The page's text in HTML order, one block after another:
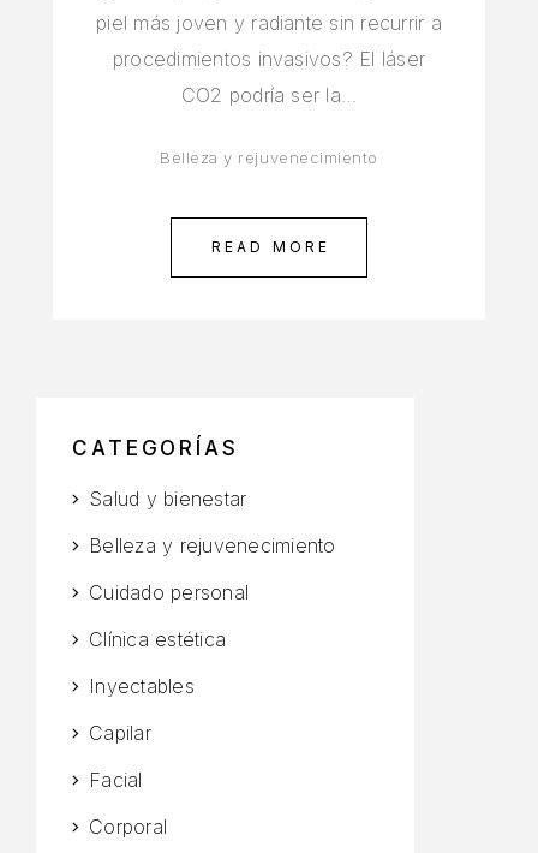
piel más joven y radiante sin recurrir a
procedimientos invasivos? El láser
CO2 podría ser la…
Belleza y rejuvenecimiento
READ MORE
CATEGORÍAS
Salud y bienestar
Belleza y rejuvenecimiento
Cuidado personal
Clínica estética
Inyectables
Capilar
Facial
Corporal